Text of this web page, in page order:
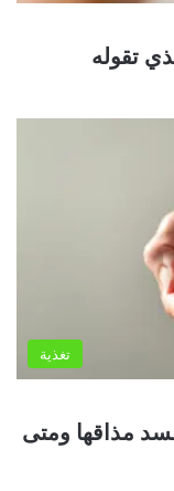
تقوله
تغذية
مذاقها ومتى